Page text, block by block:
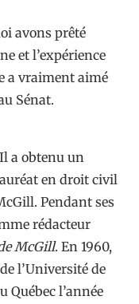
avons prêté
et l’expérience
a vraiment aimé
Sénat.
a obtenu un
en droit civil
Pendant ses
rédacteur
McGill. En 1960,
l’Université de
Québec l’année